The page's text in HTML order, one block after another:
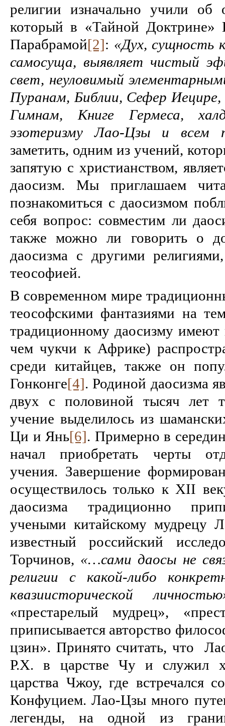
религии изначально учили
который в «Тайной Доктрине»
Парабрамой[2]: «Дух, сущность
самосуща, выявляет чистый
свет, неуловимый
Пуранам, Библии, Сефер Иецире,
Гимнам, Книге Гермеса,
эзотеризму Лао-Цзы и всем
заметить, одним из учений,
запятую с христианством,
даосизм. Мы приглашаем
познакомиться с даосизмом
себя вопрос: совместим ли
также можно ли говорить о
даосизма с другими
теософией.
В современном мире
теософскими фантазиями на
традиционному даосизму
чем чукчи к Африке)
среди китайцев, также он
Гонконге[4]. Родиной даосизма
двух с половиной тысяч лет
учение выделилось из
Ци и Янь[6]. Примерно в
начал приобретать черты
учения. Завершение
осуществилось только к XII
даосизма традиционно
учеными китайскому мудрецу
известный российский
Торчинов, «…сами даосы не
религии с какой-либо
квазиисторической
«престарелый мудрец»,
приписывается авторство
цзин». Принято считать, что
Р.Х. в царстве Чу и служил
царства Чжоу, где встречался
Конфуцием. Лао-Цзы много
легенды, на одной из